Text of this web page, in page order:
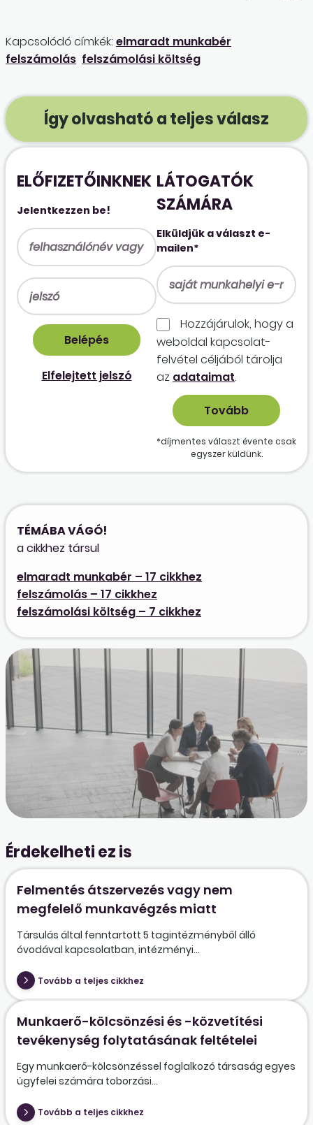
Kapcsolódó címkék: elmaradt munkabér
felszámolás felszámolási költség
Így olvasható a teljes válasz
ELŐFIZETŐINKNEK
Jelentkezzen be!
Elfelejtett jelszó
LÁTOGATÓK
SZÁMÁRA
Elküldjük a választ e-
mailen*
Hozzájárulok, hogy a
weboldal kapcso­lat­
felvétel céljából tárolja
az adataimat.
*díjmentes választ évente csak
egyszer küldünk.
TÉMÁBA VÁGÓ!
a cikkhez társul
elmaradt munkabér – 17 cikkhez
felszámolás – 17 cikkhez
felszámolási költség – 7 cikkhez
Érdekelheti ez is
Felmentés átszervezés vagy nem
megfelelő munkavégzés miatt
Társulás által fenntartott 5 tagintézményből álló
óvodával kapcsolatban, intézményi...
Tovább a teljes cikkhez
Munkaerő-kölcsönzési és -közvetítési
tevékenység folytatásának feltételei
Egy munkaerő-kölcsönzéssel foglalkozó társaság egyes
ügyfelei számára toborzási...
Tovább a teljes cikkhez